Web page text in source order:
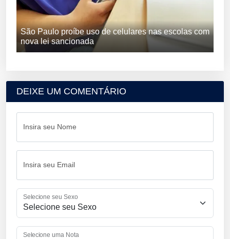
São Paulo proíbe uso de celulares nas escolas com
nova lei sancionada
DEIXE UM COMENTÁRIO
Insira seu Nome
Insira seu Email
Selecione seu Sexo
Selecione uma Nota